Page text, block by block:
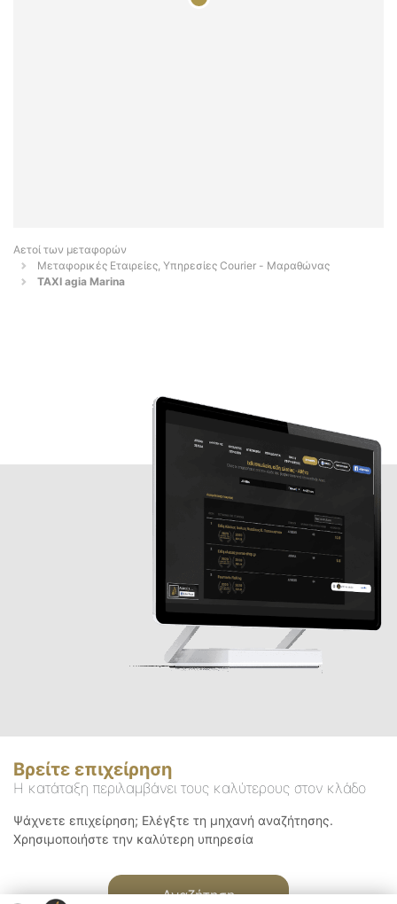
Αετοί των μεταφορών
Μεταφορικές Εταιρείες, Υπηρεσίες Courier - Μαραθώνας
TAXI agia Marina
Βρείτε επιχείρηση
Η κατάταξη περιλαμβάνει τους καλύτερους στον κλάδο
Ψάχνετε επιχείρηση; Ελέγξτε τη μηχανή αναζήτησης.
Χρησιμοποιήστε την καλύτερη υπηρεσία
Αναζήτηση